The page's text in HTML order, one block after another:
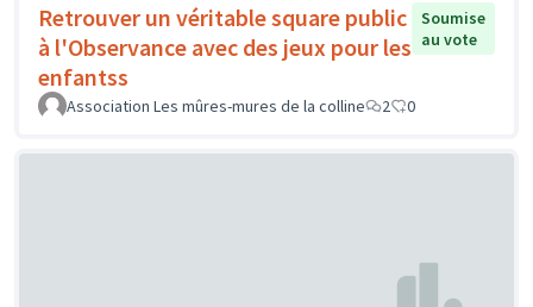
Retrouver un véritable square public
à l'Observance avec des jeux pour les
enfantss
Soumise
au vote
Association Les mûres-mures de la colline 2 0